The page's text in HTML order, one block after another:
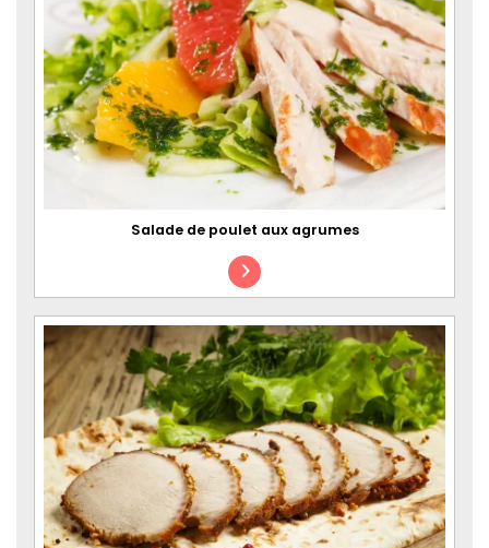
Salade de poulet aux agrumes